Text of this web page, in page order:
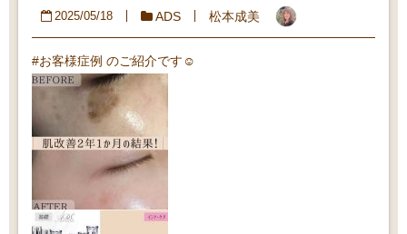
2025/05/18 ADS 松本成美
#お客様症例 のご紹介です☺️